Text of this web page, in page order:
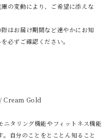
の変動により、ご希望に添えな
はお届け期間など速やかにお知
必ずご確認ください。
Cream Gold
タリング機能やフィットネス機能
自分のことをとことん知ること